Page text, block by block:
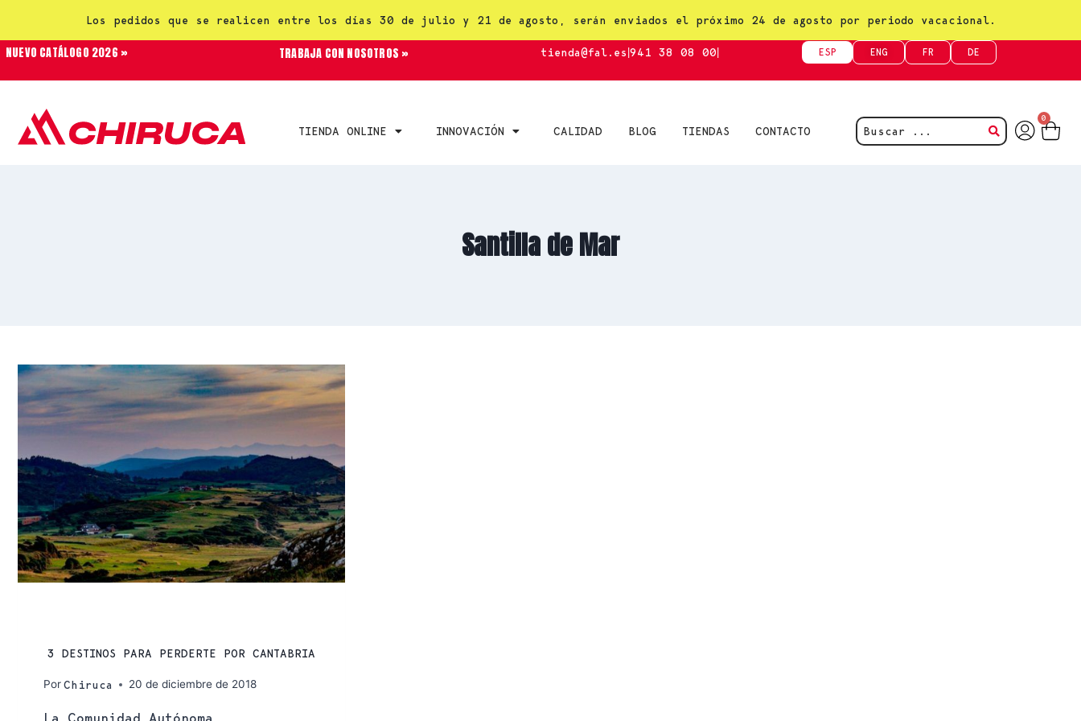
Los pedidos que se realicen entre los días 30 de julio y 21 de agosto, serán enviados el próximo 24 de agosto por periodo vacacional.
NUEVO CATÁLOGO 2026 » TRABAJA CON NOSOTROS » tienda@fal.es 941 38 08 00 ESP ENG FR DE
TIENDA ONLINE INNOVACIÓN CALIDAD BLOG TIENDAS CONTACTO
0
Santilla de Mar
3 DESTINOS PARA PERDERTE POR CANTABRIA
PorChiruca 20 de diciembre de 2018
La Comunidad Autónoma